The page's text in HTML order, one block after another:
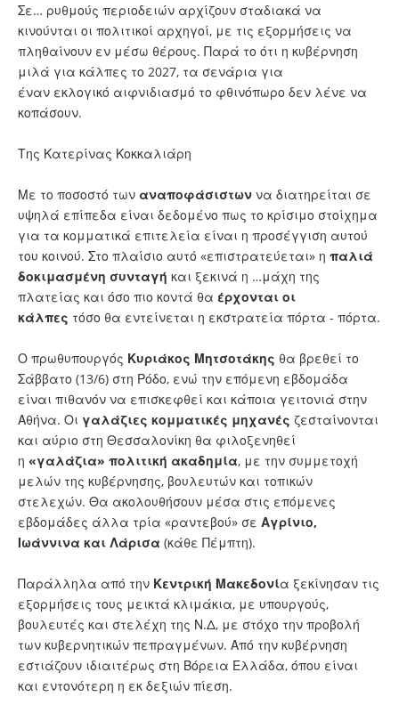
Σε… ρυθμούς περιοδειών αρχίζουν σταδιακά να
κινούνται οι πολιτικοί αρχηγοί, με τις εξορμήσεις να
πληθαίνουν εν μέσω θέρους. Παρά το ότι η κυβέρνηση
μιλά για κάλπες το 2027, τα σενάρια για
έναν εκλογικό αιφνιδιασμό το φθινόπωρο δεν λένε να
κοπάσουν.
Της Κατερίνας Κοκκαλιάρη
Με το ποσοστό των αναποφάσιστων να διατηρείται σε
υψηλά επίπεδα είναι δεδομένο πως το κρίσιμο στοίχημα
για τα κομματικά επιτελεία είναι η προσέγγιση αυτού
του κοινού. Στο πλαίσιο αυτό «επιστρατεύεται» η παλιά
δοκιμασμένη συνταγή και ξεκινά η …μάχη της
πλατείας και όσο πιο κοντά θα έρχονται οι
κάλπες τόσο θα εντείνεται η εκστρατεία πόρτα - πόρτα.
Ο πρωθυπουργός Κυριάκος Μητσοτάκης θα βρεθεί το
Σάββατο (13/6) στη Ρόδο, ενώ την επόμενη εβδομάδα
είναι πιθανόν να επισκεφθεί και κάποια γειτονιά στην
Αθήνα. Οι γαλάζιες κομματικές μηχανές ζεσταίνονται
και αύριο στη Θεσσαλονίκη θα φιλοξενηθεί
η «γαλάζια» πολιτική ακαδημία, με την συμμετοχή
μελών της κυβέρνησης, βουλευτών και τοπικών
στελεχών. Θα ακολουθήσουν μέσα στις επόμενες
εβδομάδες άλλα τρία «ραντεβού» σε Αγρίνιο,
Ιωάννινα και Λάρισα (κάθε Πέμπτη).
Παράλληλα από την Κεντρική Μακεδονία ξεκίνησαν τις
εξορμήσεις τους μεικτά κλιμάκια, με υπουργούς,
βουλευτές και στελέχη της Ν.Δ, με στόχο την προβολή
των κυβερνητικών πεπραγμένων. Από την κυβέρνηση
εστιάζουν ιδιαιτέρως στη Βόρεια Ελλάδα, όπου είναι
και εντονότερη η εκ δεξιών πίεση.